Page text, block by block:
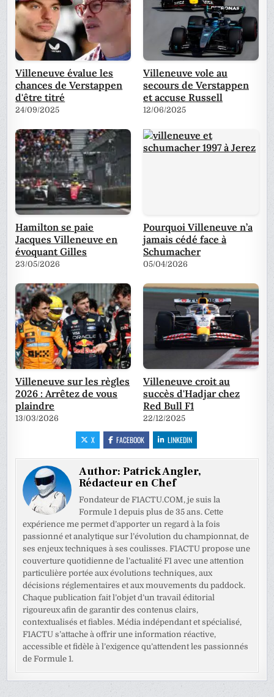
Villeneuve évalue les
chances de Verstappen
d'être titré
24/09/2025
Villeneuve vole au
secours de Verstappen
et accuse Russell
12/06/2025
Hamilton se paie
Jacques Villeneuve en
évoquant Gilles
23/05/2026
Pourquoi Villeneuve n’a
jamais cédé face à
Schumacher
05/04/2026
Villeneuve sur les règles
2026 : Arrêtez de vous
plaindre
13/03/2026
Villeneuve croit au
succès d'Hadjar chez
Red Bull F1
22/12/2025
X FACEBOOK LINKEDIN
Author:Patrick Angler,
Rédacteur en Chef
Fondateur de F1ACTU.COM, je suis la
Formule 1 depuis plus de 35 ans. Cette
expérience me permet d’apporter un regard à la fois
passionné et analytique sur l’évolution du championnat, de
ses enjeux techniques à ses coulisses. F1ACTU propose une
couverture quotidienne de l’actualité F1 avec une attention
particulière portée aux évolutions techniques, aux
décisions réglementaires et aux mouvements du paddock.
Chaque publication fait l’objet d’un travail éditorial
rigoureux afin de garantir des contenus clairs,
contextualisés et fiables. Média indépendant et spécialisé,
F1ACTU s’attache à offrir une information réactive,
accessible et fidèle à l’exigence qu’attendent les passionnés
de Formule 1.